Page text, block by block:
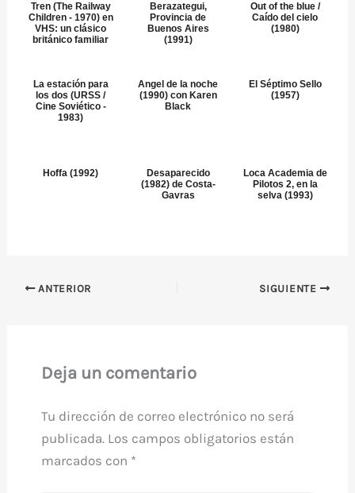
Tren (The Railway
Children - 1970) en
VHS: un clásico
británico familiar
Berazategui,
Provincia de
Buenos Aires
(1991)
Out of the blue /
Caído del cielo
(1980)
La estación para
los dos (URSS /
Cine Soviético -
1983)
Angel de la noche
(1990) con Karen
Black
El Séptimo Sello
(1957)
Hoffa (1992)
Desaparecido
(1982) de Costa-
Gavras
Loca Academia de
Pilotos 2, en la
selva (1993)
ANTERIOR SIGUIENTE
Deja un comentario
Tu dirección de correo electrónico no será
publicada. Los campos obligatorios están
marcados con *